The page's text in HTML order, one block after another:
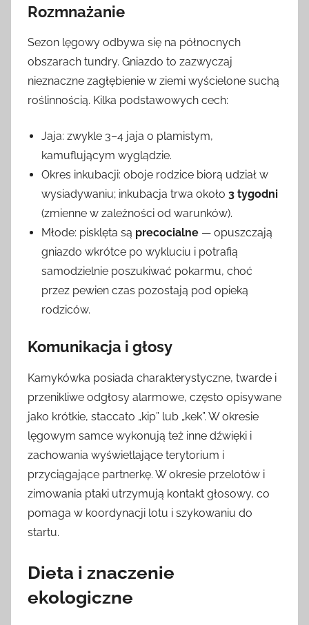
Rozmnażanie
Sezon lęgowy odbywa się na północnych
obszarach tundry. Gniazdo to zazwyczaj
nieznaczne zagłębienie w ziemi wyścielone suchą
roślinnością. Kilka podstawowych cech:
Jaja: zwykle 3–4 jaja o plamistym,
kamuflującym wyglądzie.
Okres inkubacji: oboje rodzice biorą udział w
wysiadywaniu; inkubacja trwa około 3 tygodni
(zmienne w zależności od warunków).
Młode: pisklęta są precocialne — opuszczają
gniazdo wkrótce po wykluciu i potrafią
samodzielnie poszukiwać pokarmu, choć
przez pewien czas pozostają pod opieką
rodziców.
Komunikacja i głosy
Kamykówka posiada charakterystyczne, twarde i
przenikliwe odgłosy alarmowe, często opisywane
jako krótkie, staccato „kip” lub „kek”. W okresie
lęgowym samce wykonują też inne dźwięki i
zachowania wyświetlające terytorium i
przyciągające partnerkę. W okresie przelotów i
zimowania ptaki utrzymują kontakt głosowy, co
pomaga w koordynacji lotu i szykowaniu do
startu.
Dieta i znaczenie
ekologiczne